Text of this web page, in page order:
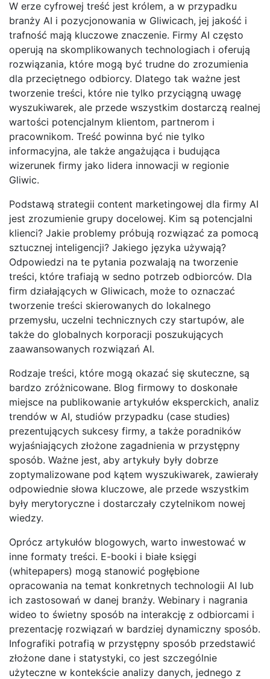
W erze cyfrowej treść jest królem, a w przypadku
branży AI i pozycjonowania w Gliwicach, jej jakość i
trafność mają kluczowe znaczenie. Firmy AI często
operują na skomplikowanych technologiach i oferują
rozwiązania, które mogą być trudne do zrozumienia
dla przeciętnego odbiorcy. Dlatego tak ważne jest
tworzenie treści, które nie tylko przyciągną uwagę
wyszukiwarek, ale przede wszystkim dostarczą realnej
wartości potencjalnym klientom, partnerom i
pracownikom. Treść powinna być nie tylko
informacyjna, ale także angażująca i budująca
wizerunek firmy jako lidera innowacji w regionie
Gliwic.
Podstawą strategii content marketingowej dla firmy AI
jest zrozumienie grupy docelowej. Kim są potencjalni
klienci? Jakie problemy próbują rozwiązać za pomocą
sztucznej inteligencji? Jakiego języka używają?
Odpowiedzi na te pytania pozwalają na tworzenie
treści, które trafiają w sedno potrzeb odbiorców. Dla
firm działających w Gliwicach, może to oznaczać
tworzenie treści skierowanych do lokalnego
przemysłu, uczelni technicznych czy startupów, ale
także do globalnych korporacji poszukujących
zaawansowanych rozwiązań AI.
Rodzaje treści, które mogą okazać się skuteczne, są
bardzo zróżnicowane. Blog firmowy to doskonałe
miejsce na publikowanie artykułów eksperckich, analiz
trendów w AI, studiów przypadku (case studies)
prezentujących sukcesy firmy, a także poradników
wyjaśniających złożone zagadnienia w przystępny
sposób. Ważne jest, aby artykuły były dobrze
zoptymalizowane pod kątem wyszukiwarek, zawierały
odpowiednie słowa kluczowe, ale przede wszystkim
były merytoryczne i dostarczały czytelnikom nowej
wiedzy.
Oprócz artykułów blogowych, warto inwestować w
inne formaty treści. E-booki i białe księgi
(whitepapers) mogą stanowić pogłębione
opracowania na temat konkretnych technologii AI lub
ich zastosowań w danej branży. Webinary i nagrania
wideo to świetny sposób na interakcję z odbiorcami i
prezentację rozwiązań w bardziej dynamiczny sposób.
Infografiki potrafią w przystępny sposób przedstawić
złożone dane i statystyki, co jest szczególnie
użyteczne w kontekście analizy danych, jednego z